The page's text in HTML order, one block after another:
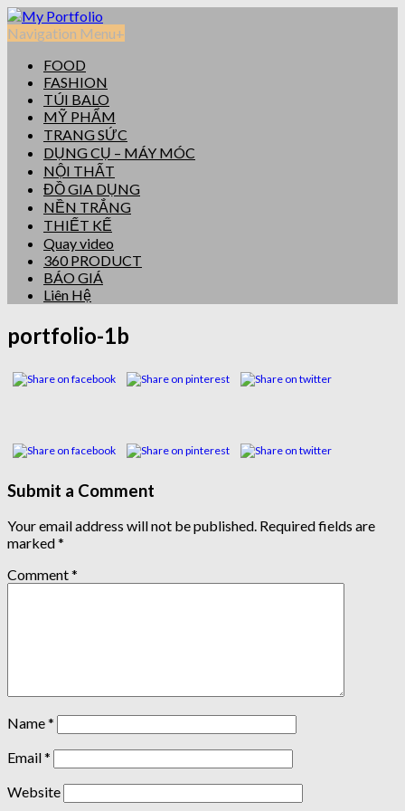
Navigation Menu+
FOOD
FASHION
TÚI BALO
MỸ PHẨM
TRANG SỨC
DỤNG CỤ – MÁY MÓC
NỘI THẤT
ĐỒ GIA DỤNG
NỀN TRẮNG
THIẾT KẾ
Quay video
360 PRODUCT
BÁO GIÁ
Liên Hệ
portfolio-1b
Submit a Comment
Your email address will not be published. Required fields are
marked*
Comment*
Name*
Email*
Website